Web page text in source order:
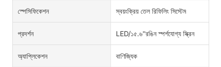
স্পেসিফিকেশন স্বয়ংক্রিয় তেল রিফিলিং সিস্টেম
প্রদর্শন LED/১৫.৬''রঙিন স্পর্শযোগ্য স্ক্রিন
অ্যাপ্লিকেশন বাণিজ্যিক